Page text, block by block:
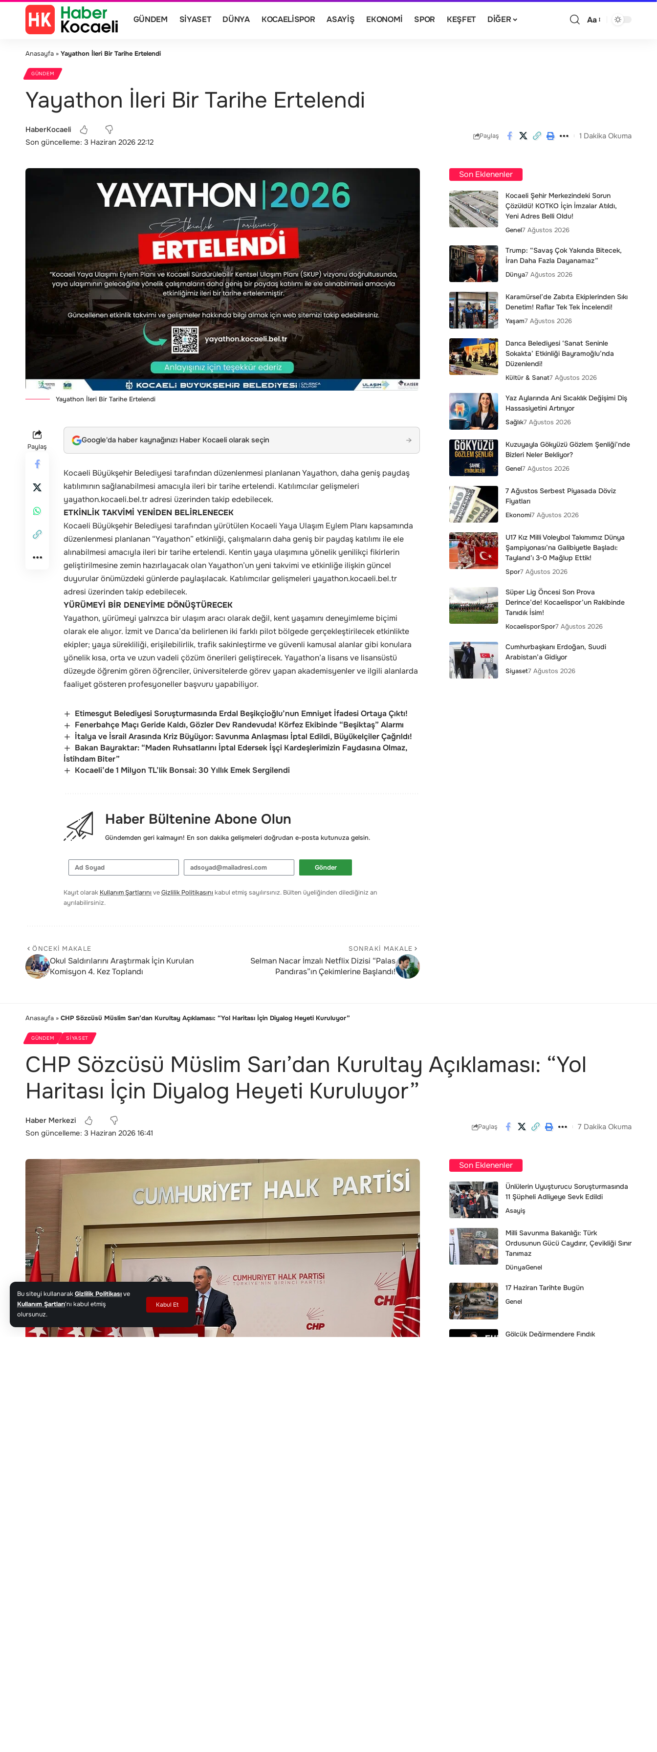
Bu siteyi kullanarakGizlilik Politikasıve
Kullanım Şartları'nı kabul etmiş
olursunuz.
Kabul Et
GÜNDEM SIYASET DÜNYA KOCAELISPOR ASAYIŞ EKONOMI SPOR KEŞFET DIĞER Aa
Anasayfa » Yayathon İleri Bir Tarihe Ertelendi
GÜNDEM
Yayathon İleri Bir Tarihe Ertelendi
Son güncelleme: 3 Haziran 2026 22:12
HaberKocaeli
Paylaş 1 Dakika Okuma
Yayathon İleri Bir Tarihe Ertelendi
Paylaş
Google'da haber kaynağınızı Haber Kocaeli olarak seçin →
Kocaeli Büyükşehir Belediyesi tarafından düzenlenmesi planlanan Yayathon, daha geniş paydaş
katılımının sağlanabilmesi amacıyla ileri bir tarihe ertelendi. Katılımcılar gelişmeleri
yayathon.kocaeli.bel.tr adresi üzerinden takip edebilecek.
ETKİNLİK TAKVİMİ YENİDEN BELİRLENECEK
Kocaeli Büyükşehir Belediyesi tarafından yürütülen Kocaeli Yaya Ulaşım Eylem Planı kapsamında
düzenlenmesi planlanan “Yayathon” etkinliği, çalışmaların daha geniş bir paydaş katılımı ile ele
alınabilmesi amacıyla ileri bir tarihe ertelendi. Kentin yaya ulaşımına yönelik yenilikçi fikirlerin
geliştirilmesine zemin hazırlayacak olan Yayathon’un yeni takvimi ve etkinliğe ilişkin güncel
duyurular önümüzdeki günlerde paylaşılacak. Katılımcılar gelişmeleri yayathon.kocaeli.bel.tr
adresi üzerinden takip edebilecek.
YÜRÜMEYİ BİR DENEYİME DÖNÜŞTÜRECEK
Yayathon, yürümeyi yalnızca bir ulaşım aracı olarak değil, kent yaşamını deneyimleme biçimi
olarak ele alıyor. İzmit ve Darıca’da belirlenen iki farklı pilot bölgede gerçekleştirilecek etkinlikte
ekipler; yaya sürekliliği, erişilebilirlik, trafik sakinleştirme ve güvenli kamusal alanlar gibi konulara
yönelik kısa, orta ve uzun vadeli çözüm önerileri geliştirecek. Yayathon’a lisans ve lisansüstü
düzeyde öğrenim gören öğrenciler, üniversitelerde görev yapan akademisyenler ve ilgili alanlarda
faaliyet gösteren profesyoneller başvuru yapabiliyor.
Etimesgut Belediyesi Soruşturmasında Erdal Beşikçioğlu’nun Emniyet İfadesi Ortaya Çıktı!
Fenerbahçe Maçı Geride Kaldı, Gözler Dev Randevuda! Körfez Ekibinde “Beşiktaş” Alarmı
İtalya ve İsrail Arasında Kriz Büyüyor: Savunma Anlaşması İptal Edildi, Büyükelçiler Çağrıldı!
Bakan Bayraktar: “Maden Ruhsatlarını İptal Edersek İşçi Kardeşlerimizin Faydasına Olmaz,
İstihdam Biter”
Kocaeli’de 1 Milyon TL’lik Bonsai: 30 Yıllık Emek Sergilendi
Haber Bültenine Abone Olun
Gündemden geri kalmayın! En son dakika gelişmeleri doğrudan e-posta kutunuza gelsin.
Gönder
Kayıt olarak Kullanım ŞartlarınıveGizlilik Politikasını kabul etmiş sayılırsınız. Bülten üyeliğinden dilediğiniz an
ayrılabilirsiniz.
ÖNCEKI MAKALE
Okul Saldırılarını Araştırmak İçin Kurulan
Komisyon 4. Kez Toplandı
SONRAKI MAKALE
Selman Nacar İmzalı Netflix Dizisi “Palas
Pandıras”ın Çekimlerine Başlandı!
Son Eklenenler
Kocaeli Şehir Merkezindeki Sorun
Çözüldü! KOTKO İçin İmzalar Atıldı,
Yeni Adres Belli Oldu!
Genel7 Ağustos 2026
Trump: “Savaş Çok Yakında Bitecek,
İran Daha Fazla Dayanamaz”
Dünya7 Ağustos 2026
Karamürsel’de Zabıta Ekiplerinden Sıkı
Denetim! Raflar Tek Tek İncelendi!
Yaşam7 Ağustos 2026
Darıca Belediyesi ‘Sanat Seninle
Sokakta’ Etkinliği Bayramoğlu’nda
Düzenlendi!
Kültür & Sanat7 Ağustos 2026
Yaz Aylarında Ani Sıcaklık Değişimi Diş
Hassasiyetini Artırıyor
Sağlık7 Ağustos 2026
Kuzuyayla Gökyüzü Gözlem Şenliği’nde
Bizleri Neler Bekliyor?
Genel7 Ağustos 2026
7 Ağustos Serbest Piyasada Döviz
Fiyatları
Ekonomi7 Ağustos 2026
U17 Kız Milli Voleybol Takımımız Dünya
Şampiyonası’na Galibiyetle Başladı:
Tayland’ı 3-0 Mağlup Ettik!
Spor7 Ağustos 2026
Süper Lig Öncesi Son Prova
Derince’de! Kocaelispor’un Rakibinde
Tanıdık İsim!
KocaelisporSpor7 Ağustos 2026
Cumhurbaşkanı Erdoğan, Suudi
Arabistan’a Gidiyor
Siyaset7 Ağustos 2026
Anasayfa » CHP Sözcüsü Müslim Sarı’dan Kurultay Açıklaması: “Yol Haritası İçin Diyalog Heyeti Kuruluyor”
GÜNDEM SIYASET
CHP Sözcüsü Müslim Sarı’dan Kurultay Açıklaması: “Yol
Haritası İçin Diyalog Heyeti Kuruluyor”
Son güncelleme: 3 Haziran 2026 16:41
Haber Merkezi
Paylaş 7 Dakika Okuma
Son Eklenenler
Ünlülerin Uyuşturucu Soruşturmasında
11 Şüpheli Adliyeye Sevk Edildi
Asayiş
Milli Savunma Bakanlığı: Türk
Ordusunun Gücü Caydırır, Çevikliği Sınır
Tanımaz
DünyaGenel
17 Haziran Tarihte Bugün
Genel
Gölcük Değirmendere Fındık